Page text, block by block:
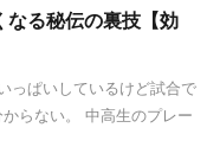
なる秘伝の裏技【効
ぱいしているけど試合で
らない。 中高生のプレー